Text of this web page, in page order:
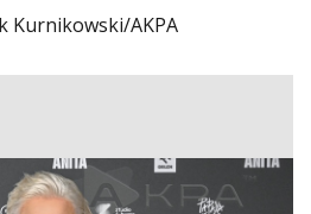
Kurnikowski/AKPA